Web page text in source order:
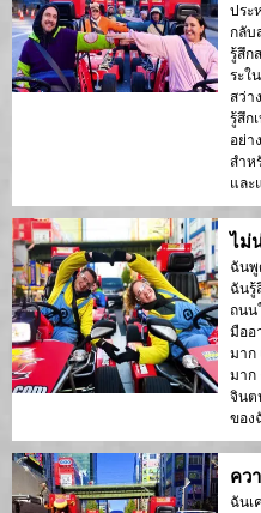
ประ
กลับ
รู้สึก
ระใ
สว่า
รู้สึก
อย่า
สำห
และ
ไม่
ฉันพู
ฉันรู้
ถนน
มืออ
มาก
มาก
จินต
ของ
คว
ฉันเ